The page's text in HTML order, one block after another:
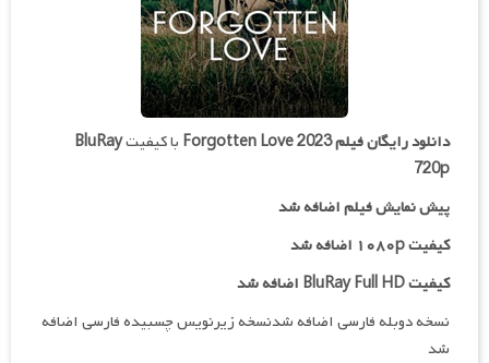
دانلود رایگان فیلمForgotten Love 2023 با کیفیتBluRay
720p
پیش نمایش فیلم اضافه شد
کیفیت ۱۰۸۰p اضافه شد
کیفیت BluRay Full HD اضافه شد
نسخه دوبله فارسی اضافه شدنسخه زیرنویس چسبیده فارسی اضافه
شد